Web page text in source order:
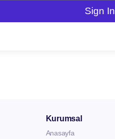
Sign In
Kurumsal
Anasayfa